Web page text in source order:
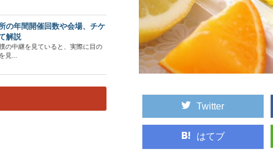
Twitter
はてブ
の年間開催回数や会場、チケ
解説
の中継を見ていると、実際に目の
見...